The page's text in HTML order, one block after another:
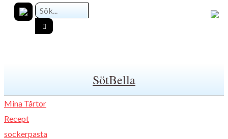
SötBella
Mina Tårtor
Recept
sockerpasta